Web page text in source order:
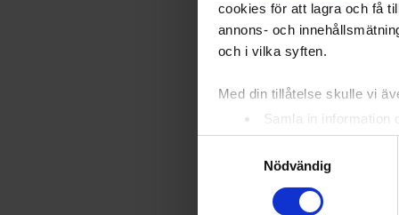
cookies för att lagra och få
annons- och
och i vilka syften.
Med din tillåtelse skulle vi
Samla in information
Identifiera din enhet
Ta reda på mer om hur
eller dra tillbaka ditt
Nödvändig